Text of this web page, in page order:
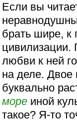
Если вы
брать шире, к
цивилизации.
любви к ней
на деле. Двое
буквально
море иной
такое? Я-то